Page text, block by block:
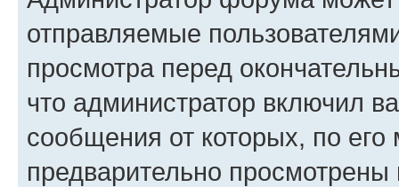
отправляемые
просмотра перед
что администратор включил
сообщения от которых, по
предварительно